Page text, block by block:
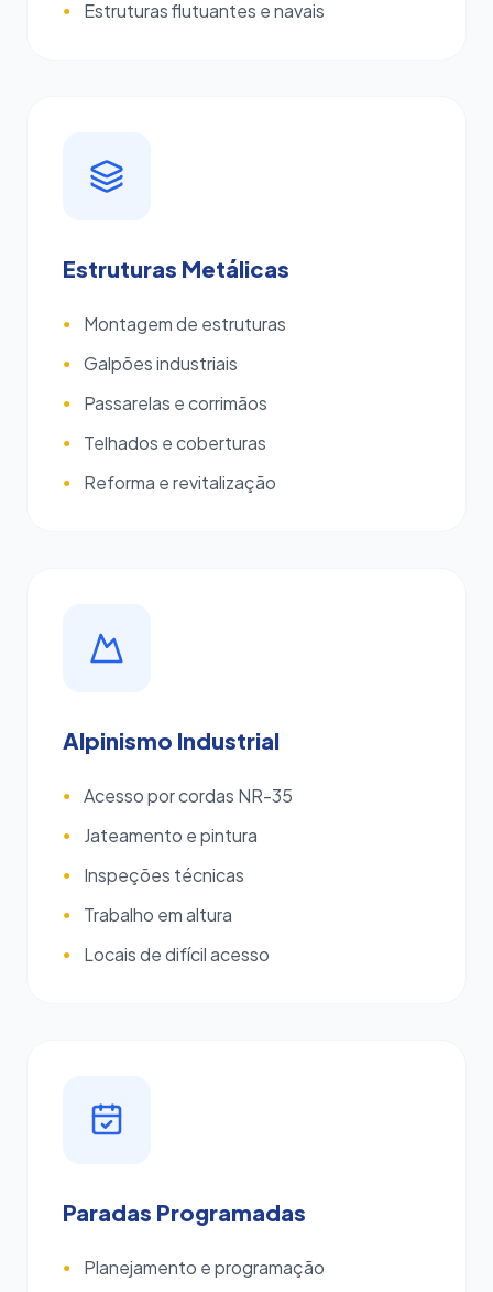
● Estruturas flutuantes e navais
Estruturas Metálicas
● Montagem de estruturas
● Galpões industriais
● Passarelas e corrimãos
● Telhados e coberturas
● Reforma e revitalização
Alpinismo Industrial
● Acesso por cordas NR-35
● Jateamento e pintura
● Inspeções técnicas
● Trabalho em altura
● Locais de difícil acesso
Paradas Programadas
● Planejamento e programação